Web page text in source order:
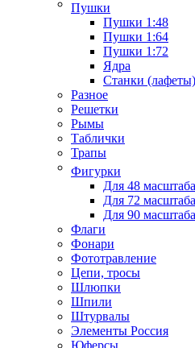
Пушки
Пушки 1:48
Пушки 1:64
Пушки 1:72
Ядра
Станки
Разное
Решетки
Рымы
Таблички
Трапы
Фигурки
Для 48 масштаба
Для 72 масштаба
Для 90 масштаба
Флаги
Фонари
Фототравление
Цепи, тросы
Шлюпки
Шпили
Штурвалы
Элементы Россия
Юферсы